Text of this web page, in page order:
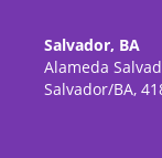
Salvador, BA
Alameda
Salvador/BA,